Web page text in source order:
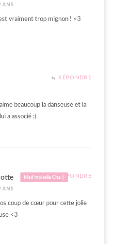
ANS
vraiment trop mignon ! <3
RÉPONDRE
beaucoup la danseuse et la
a associé :)
Mad'moiselle Cha :)
ANS
RÉPONDRE
coup de cœur pour cette jolie
<3